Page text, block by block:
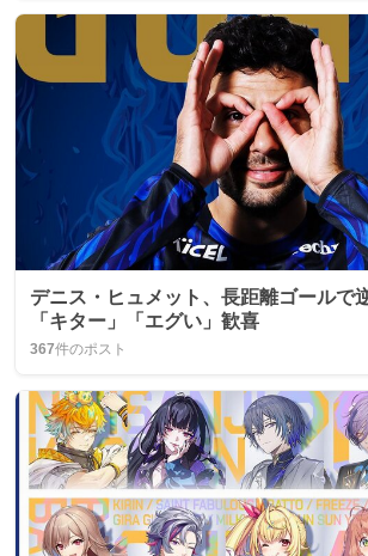
デニス・ヒュメット、長距離ゴールで
「キター」「エグい」歓喜
367件のポスト